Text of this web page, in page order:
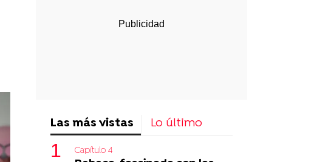
Las más vistas Lo último
Capítulo 4